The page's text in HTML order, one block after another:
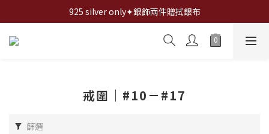
全館✦滿1200折100,滿2000折200,滿3000折300...
925 silver only✦銀飾兩件贈拭銀布
全館✦滿1200折100,滿2000折200,滿3000折300...
戒圍｜#10－#17
篩選